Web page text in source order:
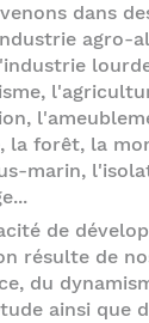
dans
agro-
la forêt, la
marin,
de
résulte de
du
ainsi que